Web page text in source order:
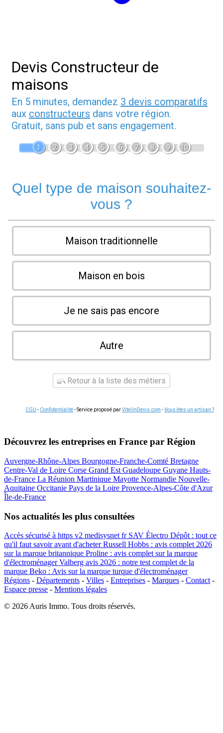
Devis Constructeur de
maisons
En 5 minutes, demandez 3 devis comparatifs
aux constructeurs dans votre région.
Gratuit, sans pub et sans engagement.
1 2 3 4 5 6 7 8 9 10
Quel type de maison souhaitez-
vous ?
Maison traditionnelle
Maison en bois
Je ne sais pas encore
Autre
Retour à la liste des métiers
CGU - Confidentialité- Service proposé parViteUnDevis.com -Vous êtes un artisan ?
Découvrez les entreprises en France par Région
Auvergne-Rhône-Alpes Bourgogne-Franche-Comté Bretagne
Centre-Val de Loire Corse Grand Est Guadeloupe Guyane Hauts-
de-France La Réunion Martinique Mayotte Normandie Nouvelle-
Aquitaine Occitanie Pays de la Loire Provence-Alpes-Côte d'Azur
Île-de-France
Nos actualités les plus consultées
Accès sécurisé à https v2 medisysnet fr SAV Électro Dépôt : tout ce
qu'il faut savoir avant d'acheterRussell Hobbs : avis complet 2026
sur la marque britannique Proline : avis complet sur la marque
d'électroménagerValberg avis 2026 : notre test complet de la
marque Beko : Avis sur la marque turque d'électroménager
Régions - Départements - Villes - Entreprises - Marques - Contact -
Espace presse - Mentions légales
© 2026 Auris Immo. Tous droits réservés.